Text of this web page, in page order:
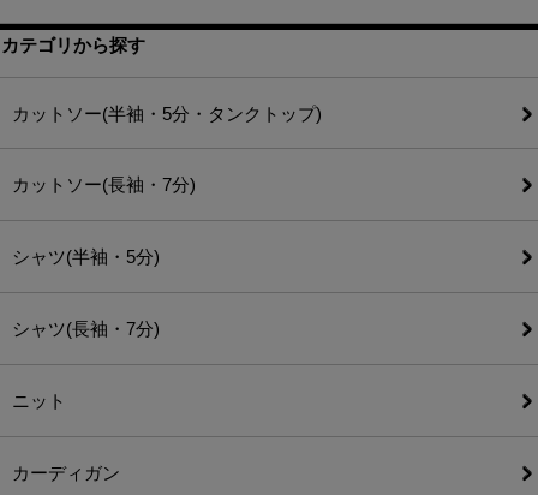
カテゴリから探す
カットソー(半袖・5分・タンクトップ)
カットソー(長袖・7分)
シャツ(半袖・5分)
シャツ(長袖・7分)
ニット
カーディガン